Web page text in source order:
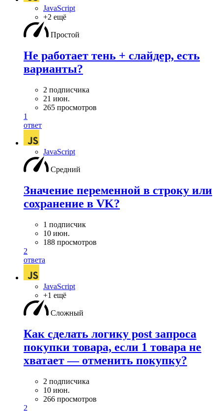
JavaScript
+2 ещё
Простой
Не работает тень + слайдер, есть
варианты?
2 подписчика
21 июн.
265 просмотров
1
ответ
JavaScript
Средний
Значение переменной в строку или
сохранение в VK?
1 подписчик
10 июн.
188 просмотров
2
ответа
JavaScript
+1 ещё
Сложный
Как сделать логику post запроса
покупки товара, если 1 товара не
хватает — отменить покупку?
2 подписчика
10 июн.
266 просмотров
2